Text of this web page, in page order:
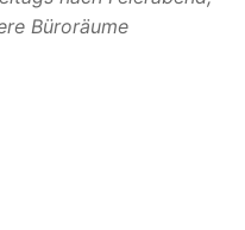
Büroräume